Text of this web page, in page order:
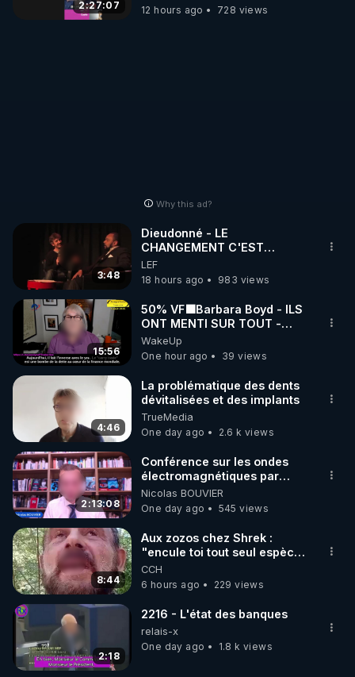
2:27:07
12 hours ago
728 views
Why this ad?
3:48
Dieudonné - LE
CHANGEMENT C'EST
MAINTENANT
LEF
18 hours ago
983 views
15:56
50% VF🟩Barbara Boyd - ILS
ONT MENTI SUR TOUT -
Jocelyne Traduction
WakeUp
One hour ago
39 views
4:46
La problématique des dents
dévitalisées et des implants
TrueMedia
One day ago
2.6 k views
2:13:08
Conférence sur les ondes
électromagnétiques par
Grégoire Caustru et Bart de
Wever !
Nicolas BOUVIER
One day ago
545 views
8:44
Aux zozos chez Shrek :
"encule toi tout seul espèce
de mal polish"
CCH
6 hours ago
229 views
2:18
2216 - L'état des banques
relais-x
One day ago
1.8 k views